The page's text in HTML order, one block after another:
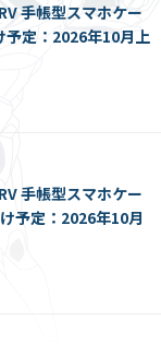
手帳型スマホケー
予定：2026年10月上
手帳型スマホケー
予定：2026年10月